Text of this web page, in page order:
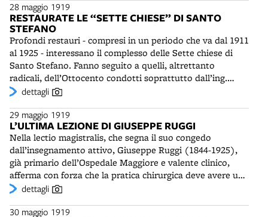
eccentrico per meglio attirare l'attenzione. Accanito
lettore di libri, era anche cantastorie, famoso per le sue
zirudelle argute, che a volte gli procuravano guai
giudiziari. La tradizione delle zirudelle, filastrocche in
dialetto improvvisate, sarà continuata da Oreste Biavati
(1890-1971) e Marino Piazza (1909-1993).
28 maggio 1919
RESTAURATE LE “SETTE CHIESE” DI SANTO
STEFANO
Profondi restauri - compresi in un periodo che va dal 1911
al 1925 - interessano il complesso delle Sette chiese di
Santo Stefano. Fanno seguito a quelli, altrettanto
radicali, dell’Ottocento condotti soprattutto dall’ing.
Raffaele Faccioli (1836-1914). Gli interventi appaiono
come obiettivo quello di “disseppellire, con scavi e
demolizioni, le mitiche tracce paleocristiane” (Fanti) del
complesso. I lavori nelle chiese della S.S. Trinità e in
quella del Crocifisso sono promossi da mons. Giulio
Belvederi e condotti dall’ing. Edoardo Collamarini (1863-
1928), allievo e seguace di Rubbiani. Il progetto è definito
dal Soprintendente alle Belle Arti Corsini “geniale” dal
punto di vista ricostruttivo, ma “dannoso” dal punto di
dettagli
29 maggio 1919
L’ULTIMA LEZIONE DI GIUSEPPE RUGGI
Nella lectio magistralis, che segna il suo congedo
dall’insegnamento attivo, Giuseppe Ruggi (1844-1925),
già primario dell’Ospedale Maggiore e valente clinico,
afferma con forza che la pratica chirurgica deve avere una
solida base medica. Egli stesso è stato promotore di una
riforme come la “medicazione antisettica” (1871),
dettagli
30 maggio 1919